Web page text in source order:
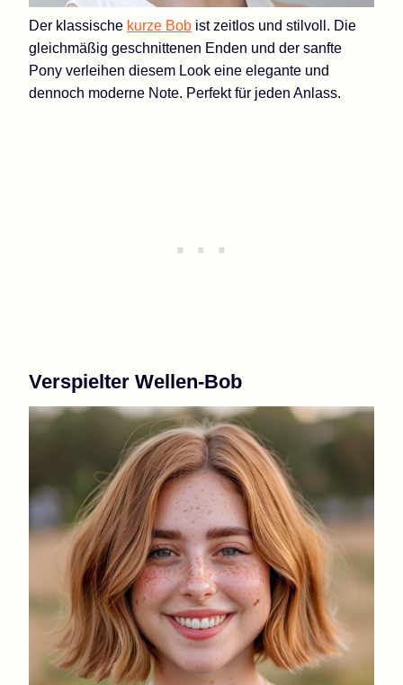
Der klassische kurze Bob ist zeitlos und stilvoll. Die
gleichmäßig geschnittenen Enden und der sanfte
Pony verleihen diesem Look eine elegante und
dennoch moderne Note. Perfekt für jeden Anlass.
Verspielter Wellen-Bob